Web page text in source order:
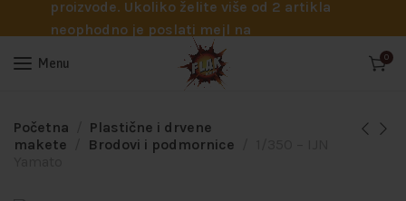
proizvode. Ukoliko želite više od 2 artikla
neophodno je poslati mejl na
info@flakhobby.com sa preciznim šiframa
proizvoda. Svakako nas možete pozvati
potrebna pomoć oko odabira.
Menu 0
Početna
Plastične i drvene
makete
Brodovi i podmornice